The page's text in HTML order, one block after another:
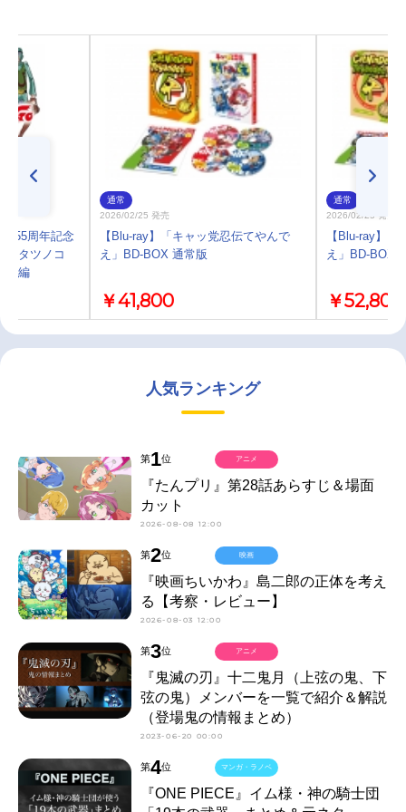
55周年記念
タツノコ
ー編
通常
2026/02/25 発売
【Blu-ray】「キャッ党忍伝てやんで
え」BD-BOX 通常版
￥41,800
通常
2026/02/25 発売
【Blu-ray】
え」BD-BOX
￥52,800
人気ランキング
第1位
『たんプリ』第28話あらすじ＆場面
カット
2026-08-08 12:00
アニメ
第2位
『映画ちいかわ』島二郎の正体を考え
る【考察・レビュー】
2026-08-03 12:00
映画
第3位
『鬼滅の刃』十二鬼月（上弦の鬼、下
弦の鬼）メンバーを一覧で紹介＆解説
（登場鬼の情報まとめ）
2023-06-20 00:00
アニメ
第4位
『ONE PIECE』イム様・神の騎士団
マンガ・ラノベ